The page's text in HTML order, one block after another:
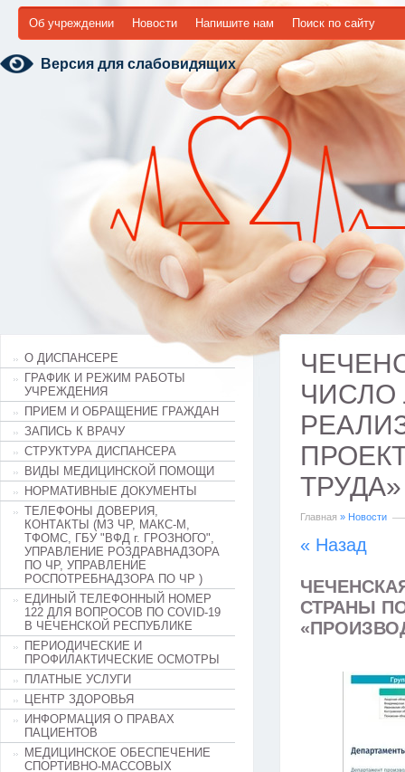
Об учреждении Новости Напишите нам Поиск по сайту
Версия для слабовидящих
О ДИСПАНСЕРЕ
ГРАФИК И РЕЖИМ РАБОТЫ
УЧРЕЖДЕНИЯ
ПРИЕМ И ОБРАЩЕНИЕ ГРАЖДАН
ЗАПИСЬ К ВРАЧУ
СТРУКТУРА ДИСПАНСЕРА
ВИДЫ МЕДИЦИНСКОЙ ПОМОЩИ
НОРМАТИВНЫЕ ДОКУМЕНТЫ
ТЕЛЕФОНЫ ДОВЕРИЯ,
КОНТАКТЫ (МЗ ЧР, МАКС-М,
ТФОМС, ГБУ "ВФД г. ГРОЗНОГО",
УПРАВЛЕНИЕ РОЗДРАВНАДЗОРА
ПО ЧР, УПРАВЛЕНИЕ
РОСПОТРЕБНАДЗОРА ПО ЧР )
ЕДИНЫЙ ТЕЛЕФОННЫЙ НОМЕР
122 ДЛЯ ВОПРОСОВ ПО COVID-19
В ЧЕЧЕНСКОЙ РЕСПУБЛИКЕ
ПЕРИОДИЧЕСКИЕ И
ПРОФИЛАКТИЧЕСКИЕ ОСМОТРЫ
ПЛАТНЫЕ УСЛУГИ
ЦЕНТР ЗДОРОВЬЯ
ИНФОРМАЦИЯ О ПРАВАХ
ПАЦИЕНТОВ
МЕДИЦИНСКОЕ ОБЕСПЕЧЕНИЕ
СПОРТИВНО-МАССОВЫХ
ЧИСЛО
ТРУДА»
Главная » Новости
« Назад
СТРАНЫ